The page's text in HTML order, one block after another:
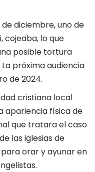
diciembre, uno de
cojeaba, lo que
posible tortura
próxima audiencia
de 2024.
cristiana local
apariencia física de
que tratara el caso
las iglesias de
orar y ayunar en